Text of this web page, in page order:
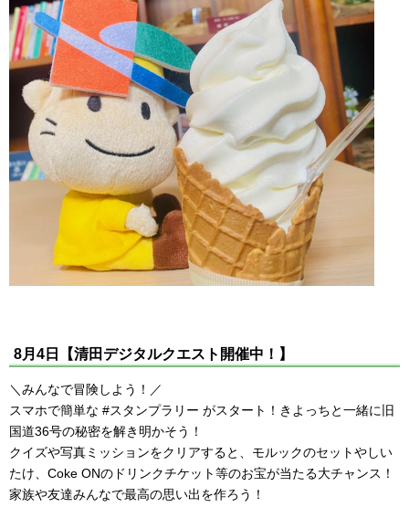
8月4日【清田デジタルクエスト開催中！】
＼みんなで冒険しよう！／
スマホで簡単な #スタンプラリー がスタート！きよっちと一緒に旧
国道36号の秘密を解き明かそう！
クイズや写真ミッションをクリアすると、モルックのセットやしい
たけ、Coke ONのドリンクチケット等のお宝が当たる大チャンス！
家族や友達みんなで最高の思い出を作ろう！